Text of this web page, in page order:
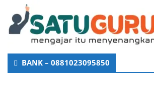
BANK – 0881023095850